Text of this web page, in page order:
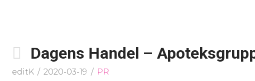
Dagens Handel –
editK 2020-03-19 PR